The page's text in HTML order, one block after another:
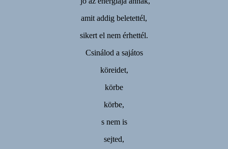
amit addig beletettél,
sikert el nem érhettél.
Csinálod a sajátos
köreidet,
körbe
körbe,
s nem is
sejted,